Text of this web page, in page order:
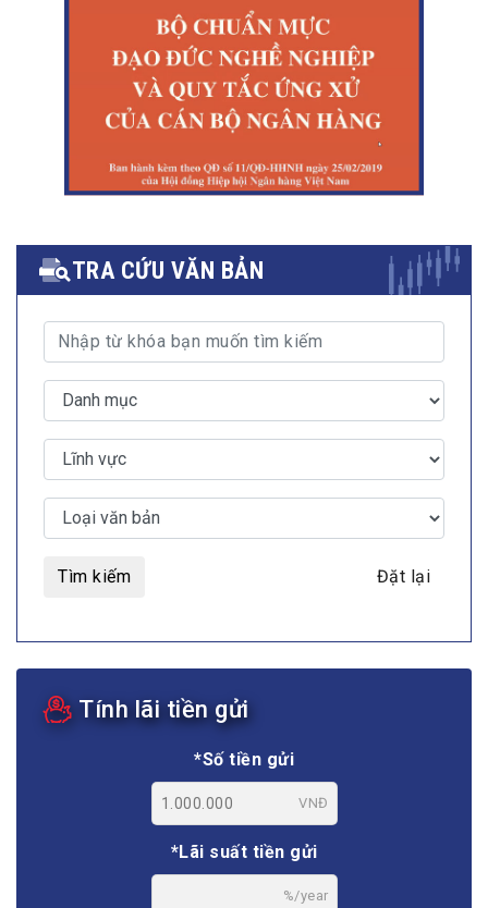
TRA CỨU VĂN BẢN
Tìm kiếm Đặt lại
Tính lãi tiền gửi
*Số tiền gửi
VNĐ
*Lãi suất tiền gửi
%/year